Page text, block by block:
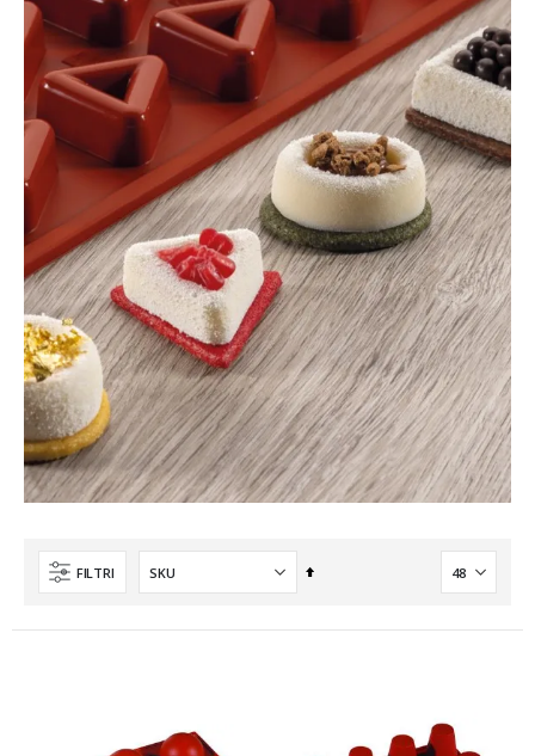
FILTRI
Imposta